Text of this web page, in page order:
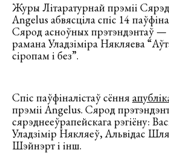
Журы Літаратурнай прэміі
Angelus абвясціла спіс 14
Сярод асноўных прэтэндэнтаў —
рамана Уладзіміра Някляева
сіропам і без”.
Спіс паўфіналістаў сёння
прэміі Angelus. Сярод
сярэднееўрапейскага рэгіёну:
Уладзімір Някляеў, Альвідас
Шэйнэрт і інш.